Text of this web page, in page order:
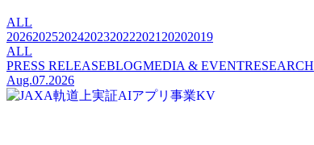
ALL
202620252024202320222021 20202019
ALL
PRESS RELEASEBLOGMEDIA & EVENTRESEARCH
Aug.07.2026